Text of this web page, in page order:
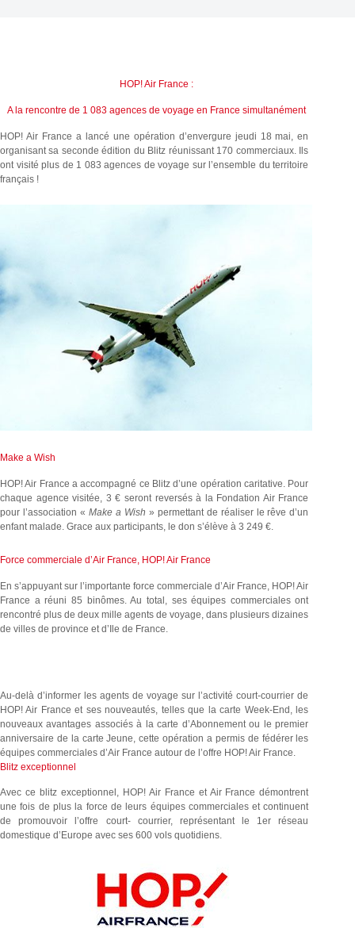
HOP! Air France :
A la rencontre de 1 083 agences de voyage en France simultanément
HOP! Air France a lancé une opération d’envergure jeudi 18 mai, en
organisant sa seconde édition du Blitz réunissant 170 commerciaux. Ils
ont visité plus de 1 083 agences de voyage sur l’ensemble du territoire
français !
Make a Wish
HOP! Air France a accompagné ce Blitz d’une opération caritative. Pour
chaque agence visitée, 3 € seront reversés à la Fondation Air France
pour l’association « Make a Wish » permettant de réaliser le rêve d’un
enfant malade. Grace aux participants, le don s’élève à 3 249 €.
Force commerciale d’Air France, HOP! Air France
En s’appuyant sur l’importante force commerciale d’Air France, HOP! Air
France a réuni 85 binômes. Au total, ses équipes commerciales ont
rencontré plus de deux mille agents de voyage, dans plusieurs dizaines
de villes de province et d’Ile de France.
Au-delà d’informer les agents de voyage sur l’activité court-courrier de
HOP! Air France et ses nouveautés, telles que la carte Week-End, les
nouveaux avantages associés à la carte d’Abonnement ou le premier
anniversaire de la carte Jeune, cette opération a permis de fédérer les
équipes commerciales d’Air France autour de l’offre HOP! Air France.
Blitz exceptionnel
Avec ce blitz exceptionnel, HOP! Air France et Air France démontrent
une fois de plus la force de leurs équipes commerciales et continuent
de promouvoir l’offre court- courrier, représentant le 1er réseau
domestique d’Europe avec ses 600 vols quotidiens.